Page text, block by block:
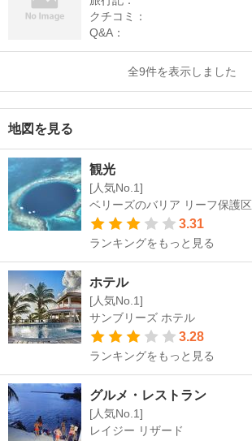
クチコミ：
Q&A：
全9件を表示しました
地図を見る
観光
[人気No.1]
ベリーズのバリア リーフ保護区
3.31
ランキングをもっと見る
ホテル
[人気No.1]
サンブリーズ ホテル
3.28
ランキングをもっと見る
グルメ・レストラン
[人気No.1]
レイジー リザード